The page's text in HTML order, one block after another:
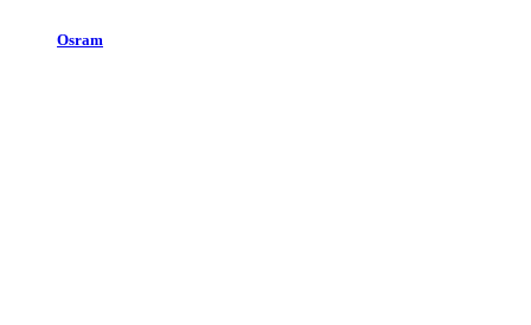
Osram